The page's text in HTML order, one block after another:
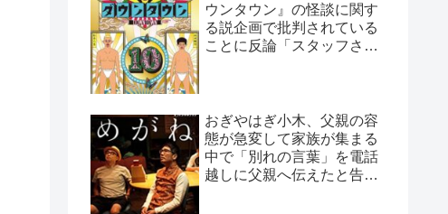
ウンタウン』の怪談に関す
る説企画で批判されている
ことに反論「スタッフさん
おぎやはぎ小木、父親の容
態が急変して家族が集まる
中で「別れの言葉」を電話
越しに父親へ伝えたと告白